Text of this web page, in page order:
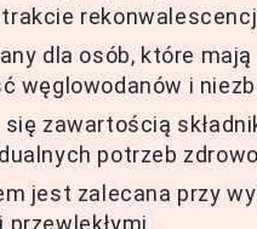
dla osób, które
węglowodanów i
zawartością
potrzeb
jest zalecana przy